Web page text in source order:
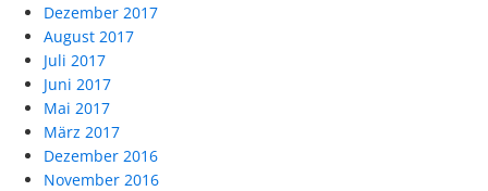
Dezember 2017
August 2017
Juli 2017
Juni 2017
Mai 2017
März 2017
Dezember 2016
November 2016